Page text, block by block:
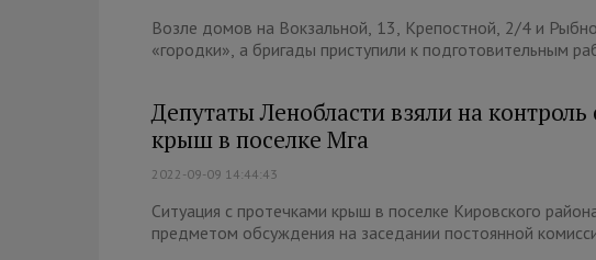
Возле домов на Вокзальной, 13, Крепостной, 2/4 и
«городки», а бригады приступили к подготовительным
Депутаты Ленобласти взяли на
крыш в поселке Мга
2022-09-09 14:44:43
Ситуация с протечками крыш в поселке Кировского
предметом обсуждения на заседании постоянной